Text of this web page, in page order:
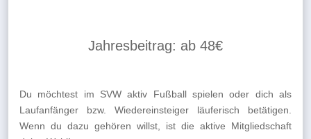
Jahresbeitrag: 48€
Wir bieten für Menschen ab dem 60. Lebensjahr aber auch
für Rentner:innen sowie für Menschen mit Handicap einen
Sonderbeitrag an. Evtl. ist dies genau das Richtige für Dich!